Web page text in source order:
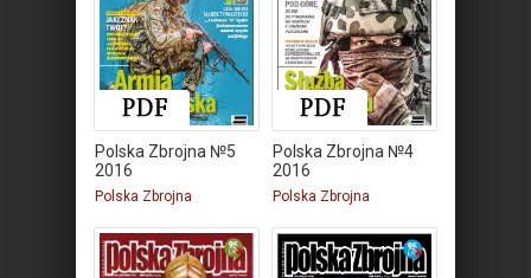
Polska Zbrojna №5
2016
Polska Zbrojna
Polska Zbrojna №4
2016
Polska Zbrojna